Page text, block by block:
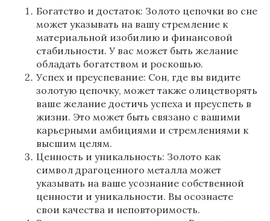
Богатство и достаток: Золото цепочки во сне
может указывать на вашу стремление к
материальной изобилию и финансовой
стабильности. У вас может быть желание
обладать богатством и роскошью.
Успех и преуспевание: Сон, где вы видите
золотую цепочку, может также олицетворять
ваше желание достичь успеха и преуспеть в
жизни. Это может быть связано с вашими
карьерными амбициями и стремлениями к
высшим целям.
Ценность и уникальность: Золото как
символ драгоценного металла может
указывать на ваше усознание собственной
ценности и уникальности. Вы осознаете
свои качества и неповторимость.